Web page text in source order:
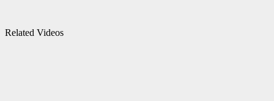
Related Videos